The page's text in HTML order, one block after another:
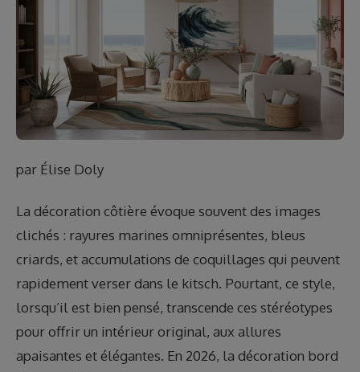
par Élise Doly
La décoration côtière évoque souvent des images
clichés : rayures marines omniprésentes, bleus
criards, et accumulations de coquillages qui peuvent
rapidement verser dans le kitsch. Pourtant, ce style,
lorsqu’il est bien pensé, transcende ces stéréotypes
pour offrir un intérieur original, aux allures
apaisantes et élégantes. En 2026, la décoration bord